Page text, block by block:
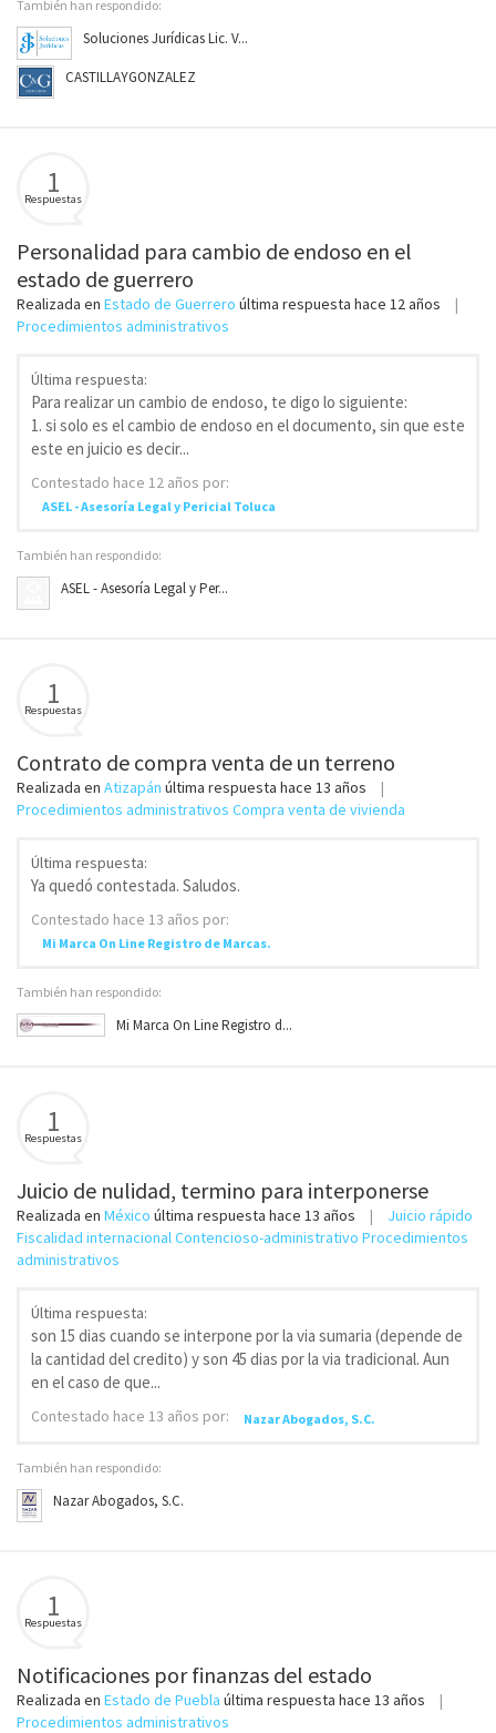
También han respondido:
Soluciones Jurídicas Lic. V...
CASTILLAYGONZALEZ
1
Respuestas
Personalidad para cambio de endoso en el
estado de guerrero
Realizada en Estado de Guerrero última respuesta hace 12 años
Procedimientos administrativos
Última respuesta:
Para realizar un cambio de endoso, te digo lo siguiente:
1. si solo es el cambio de endoso en el documento, sin que este
este en juicio es decir...
Contestado hace 12 años por:
ASEL - Asesoría Legal y Pericial Toluca
También han respondido:
ASEL - Asesoría Legal y Per...
1
Respuestas
Contrato de compra venta de un terreno
Realizada en Atizapán última respuesta hace 13 años
Procedimientos administrativos Compra venta de vivienda
Última respuesta:
Ya quedó contestada. Saludos.
Contestado hace 13 años por:
Mi Marca On Line Registro de Marcas.
También han respondido:
Mi Marca On Line Registro d...
1
Respuestas
Juicio de nulidad, termino para interponerse
Realizada en México última respuesta hace 13 años
Juicio rápido
Fiscalidad internacional Contencioso-administrativo Procedimientos
administrativos
Última respuesta:
son 15 dias cuando se interpone por la via sumaria (depende de
la cantidad del credito) y son 45 dias por la via tradicional. Aun
en el caso de que...
Contestado hace 13 años por: Nazar Abogados, S.C.
También han respondido:
Nazar Abogados, S.C.
1
Respuestas
Notificaciones por finanzas del estado
Realizada en Estado de Puebla última respuesta hace 13 años
Procedimientos administrativos